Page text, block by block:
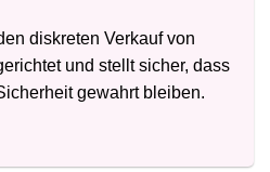
diskreten Verkauf von
und stellt sicher, dass
gewahrt bleiben.